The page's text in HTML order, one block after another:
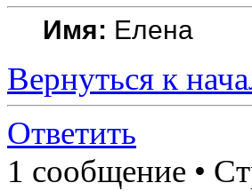
Имя: Елена
Вернуться к
Ответить
1 сообщение •